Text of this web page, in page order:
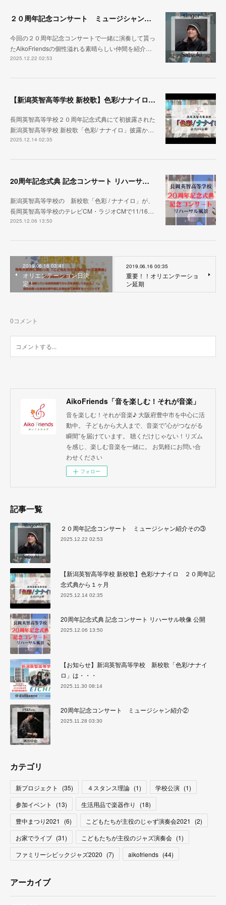
２０周年記念コンサート ミュージシャン紹介その③
今回の２０周年記念コンサートで一緒に演奏して貰っ
たAikoFriendsの個性溢れる素晴らしい仲間を紹介…
2025.12.22 02:53
【新潟英智高等学校 新校歌】色彩/ナナイロ ２０周年記念式典から１ヶ月
長岡英智高等学校２０周年記念式典にて初披露された
新潟英智高等学校 新校歌「色彩/ ナナイロ」披露か…
2025.12.14 02:35
20周年記念式典 記念コンサート リハーサル映像 公開
新潟英智高等学校の 新校歌「色彩 / ナナイロ」が、
長岡英智高等学校のテレビCM・ラジオCMで11/16…
2025.12.06 13:50
2019.06.16 03:41
オリエンテーション日決
定！
2019.06.16 00:35
重要！！オリエンテーショ
ン延期
0コメント
AikoFriends「音を楽しむ！それが音楽」
音を楽しむ！それが音楽♪ 大阪府豊中市を中心に活
動中。 子どもから大人まで、音楽で”心がつながる
瞬間”を届けています。 聴くだけじゃない！リズム
を感じ、楽しむ音楽を一緒に。 お気軽にお問い合
わせください
フォロー
記事一覧
２０周年記念コンサート ミュージシャン紹介その③
2025.12.22 02:53
【新潟英智高等学校 新校歌】色彩/ナナイロ ２０周年記
念式典から１ヶ月
2025.12.14 02:35
20周年記念式典 記念コンサート リハーサル映像 公開
2025.12.06 13:50
【お知らせ】新潟英智高等学校 新校歌「色彩/ナナイ
ロ」は・・・
2025.11.30 08:14
20周年記念コンサート ミュージシャン紹介②
2025.11.28 03:30
カテゴリ
新プロジェクト (35) ４スタンス理論 (1) 学校公演 (1)
参加イベント
(13) 生活用品で楽器作り (18)
豊中まつり2021
(6) こどもたちが主役のじゃず演奏会2021 (2)
お家でライブ (31) こどもたちが主役のジャズ演奏会 (1)
ファミリーシビックジャズ2020 (7) aikofriends (44)
アーカイブ